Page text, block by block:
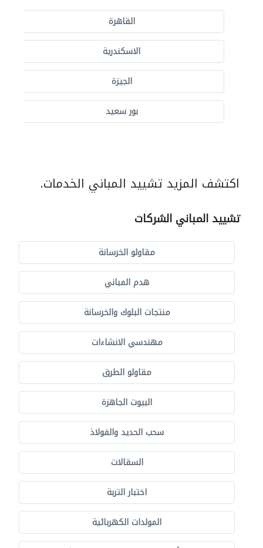
القاهرة
الاسكندرية
الجيزة
بور سعيد
اكتشف المزيد تشييد المباني الخدمات.
تشييد المباني الشركات
مقاولو الخرسانة
هدم المباني
منتجات البلوك والخرسانة
مهندسي الانشاءات
مقاولو الطرق
البيوت الجاهزة
سحب الحديد والفولاذ
السقالات
اختبار التربة
المولدات الكهربائية